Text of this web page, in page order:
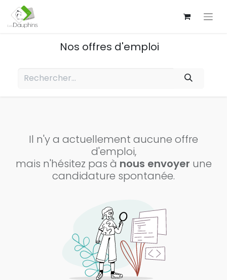
Nos offres d'emploi
Il n'y a actuellement aucune offre
d'emploi,
mais n'hésitez pas à nous envoyer une
candidature spontanée.